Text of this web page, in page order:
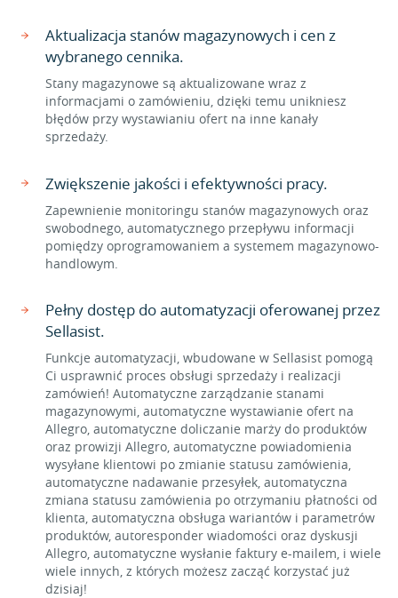
Aktualizacja stanów magazynowych i cen z
wybranego cennika.
Stany magazynowe są aktualizowane wraz z
informacjami o zamówieniu, dzięki temu unikniesz
błędów przy wystawianiu ofert na inne kanały
sprzedaży.
Zwiększenie jakości i efektywności pracy.
Zapewnienie monitoringu stanów magazynowych oraz
swobodnego, automatycznego przepływu informacji
pomiędzy oprogramowaniem a systemem magazynowo-
handlowym.
Pełny dostęp do automatyzacji oferowanej przez
Sellasist.
Funkcje automatyzacji, wbudowane w Sellasist pomogą
Ci usprawnić proces obsługi sprzedaży i realizacji
zamówień! Automatyczne zarządzanie stanami
magazynowymi, automatyczne wystawianie ofert na
Allegro, automatyczne doliczanie marży do produktów
oraz prowizji Allegro, automatyczne powiadomienia
wysyłane klientowi po zmianie statusu zamówienia,
automatyczne nadawanie przesyłek, automatyczna
zmiana statusu zamówienia po otrzymaniu płatności od
klienta, automatyczna obsługa wariantów i parametrów
produktów, autoresponder wiadomości oraz dyskusji
Allegro, automatyczne wysłanie faktury e-mailem, i wiele
wiele innych, z których możesz zacząć korzystać już
dzisiaj!